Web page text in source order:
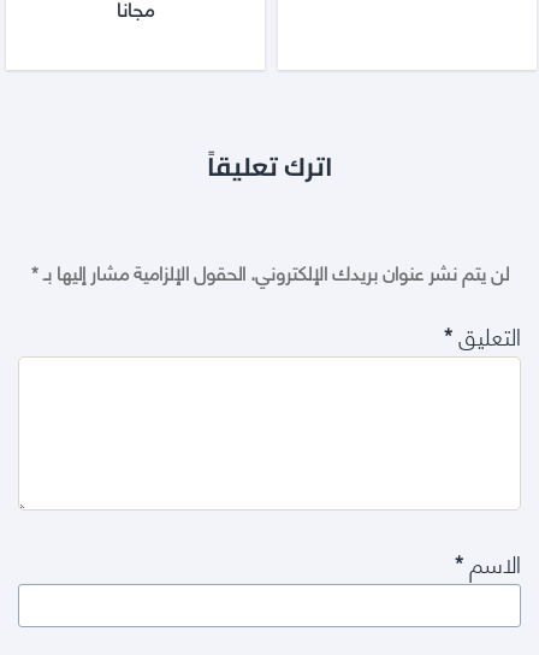
مجانا
اترك تعليقاً
لن يتم نشر عنوان بريدك الإلكتروني.الحقول الإلزامية مشار إليها بـ*
التعليق*
الاسم*